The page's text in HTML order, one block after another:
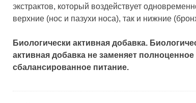
экстрактов, который воздействует
верхние (нос и пазухи носа), так и нижние
Биологически активная добавка.
активная добавка не заменяет полноценное
сбалансированное питание.